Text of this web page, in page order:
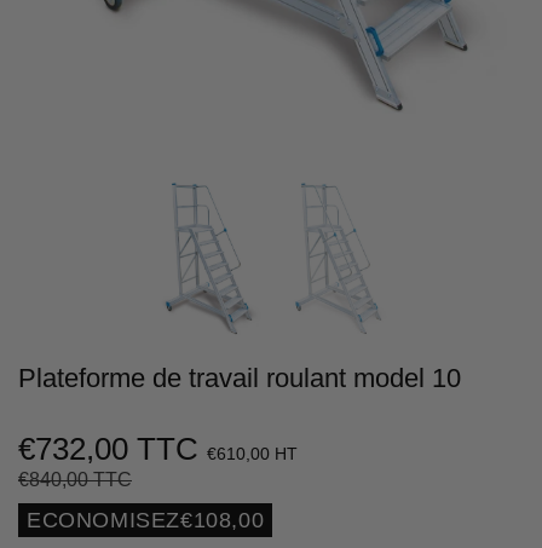
Plateforme de travail roulant model 10
€732,00 TTC €610,00 HT
€840,00 TTC
régulier
réduit
Unit
price
ECONOMISEZ€108,00